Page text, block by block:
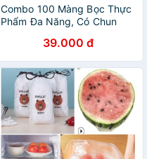
Combo 100 Màng Bọc Thực
Phẩm Đa Năng, Có Chun
39.000 đ